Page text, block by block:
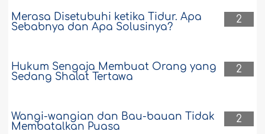
2
Merasa Disetubuhi ketika Tidur. Apa
Sebabnya dan Apa Solusinya?
2
Hukum Sengaja Membuat Orang yang
Sedang Shalat Tertawa
2
Wangi-wangian dan Bau-bauan Tidak
Membatalkan Puasa